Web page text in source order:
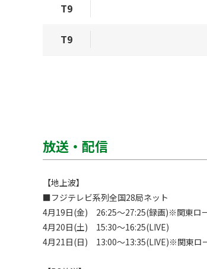
T9
T9
放送・配信
【地上波】
■フジテレビ系列全国28局ネット
4月19日(金)　26:25～27:25(録画)※関東ロ
4月20日(土)　15:30～16:25(LIVE)
4月21日(日)　13:00～13:35(LIVE)※関東ロ